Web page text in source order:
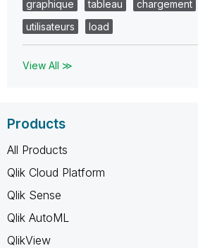
graphique
tableau chargement
utilisateurs
load
View All ≫
Products
All Products
Qlik Cloud Platform
Qlik Sense
Qlik AutoML
QlikView